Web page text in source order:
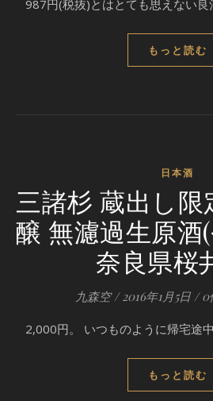
987円(税抜)とはとても思えない
もっと読む
日本酒
三諸杉 蔵出し限
醸 無濾過生原酒(
奈良県桜
九森空 / 2016年1月5日 / 0
2,000円。 いつものように帰宅途
もっと読む